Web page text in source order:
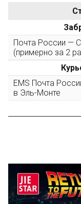
Золотая
персональная
После того, как
3000 рублей, Вы
повторные
Скидка за обзор
Скидка за
на нашем сайте
Почта России —
(примерно за 2
EMS Почта
в Эль-Монте